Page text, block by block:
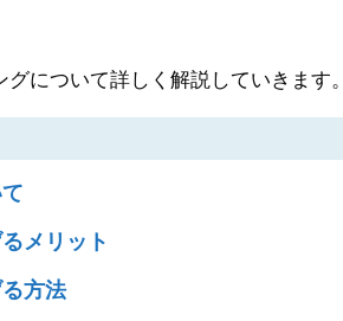
について詳しく解説していきます。
メリット
方法